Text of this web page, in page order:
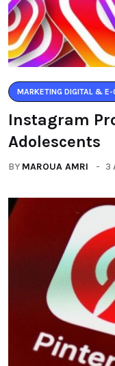
MARKETING DIGITAL & E-
Instagram
Adolescents
BY MAROUA AMRI 3